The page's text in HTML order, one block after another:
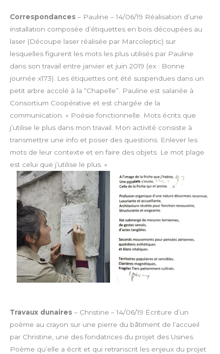
Correspondances – Pauline – 14/06/19 Réalisation d’une
installation composée d’étiquettes en bois découpées au
laser (Découpe laser réalisée par Marcoleptic) sur
lesquelles figurent les mots les plus utilisés par Pauline
dans son travail entre janvier et juin 2019 (ex : Bonne
journée x173). Les étiquettes ont été suspendues dans un
petit arbre accolé à la “Chapelle”. Pauline est salariée à
Consortium Coopérative et est chargée de la
communication. « Poésie fonctionnelle. Mots écrits que
j’utilise le plus dans mon travail. Mon activité consiste à
transmettre une info et poser des questions. Enlever les
mots de leur contexte et en faire des objets. Le mot plage
est celui que j’utilise le plus. »
Travaux dunaires – Christine – 14/06/19 Écriture d’un
poème au crayon sur une pierre du bâtiment de l’accueil
par Christine, une des fondatrices du projet des Usines.
Poème qu’elle a écrit et qui retranscrit les enjeux du projet